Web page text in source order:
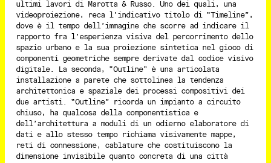
ultimi lavori di Marotta & Russo. Uno dei quali, una
videoproiezione, reca l’indicativo titolo di “Timeline”,
dove è il tempo dell’immagine che scorre ad indicare il
rapporto fra l’esperienza visiva del percorrimento dello
spazio urbano e la sua proiezione sintetica nel gioco di
componenti geometriche sempre derivate dal codice visivo
digitale. La seconda, “Outline” è una articolata
installazione a parete che sottolinea la tendenza
architettonica e spaziale dei processi compositivi dei
due artisti. “Outline” ricorda un impianto a circuito
chiuso, ha qualcosa della componentistica e
dell’architettura a moduli di un odierno elaboratore di
dati e allo stesso tempo richiama visivamente mappe,
reti di connessione, cablature che costituiscono la
dimensione invisibile quanto concreta di una città